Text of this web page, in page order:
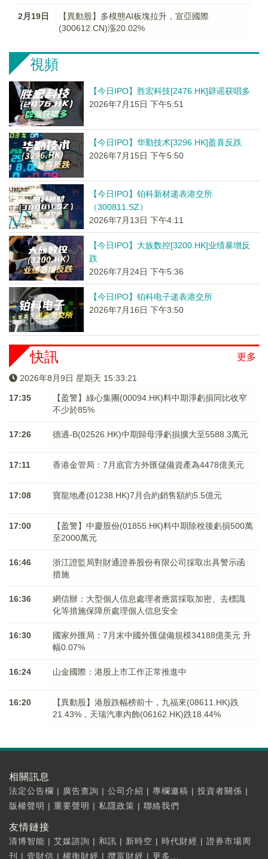
2月19日
【異動股】多模態AI板塊拉升，宣亞國際
(300612.CN)漲20.02%
視頻
【今日IPO】胜宏科技[2476.HK]辟谣获唱多
2026年7月15日 下午5:51
【今日IPO】华勤技术[3296.HK]盈喜反跌
2026年7月15日 下午5:50
【今日IPO】铂科新材递表港交所
（300811.SZ）
2026年7月13日 下午4:11
【今日IPO】大族数控[3200.HK]业绩暴增反
跌
2026年7月24日 下午5:36
【今日IPO】铂科电子递表港交所
2026年7月16日 下午3:50
更多
快訊
2026年8月9日 星期天 15:33:21
17:35
【盈警】綠心集團(00094.HK)料中期淨虧損同比收窄
不少於85%
17:26 德適-B(02526.HK)中期歸母淨虧損擴大至5588.3萬元
17:11 香港金管局：7月底官方外匯儲備資產為4478億美元
17:08 寶龍地產(01238.HK)7月合約銷售額約5.5億元
17:00
【盈警】中慶股份(01855.HK)料中期除稅後虧損500萬
至2000萬元
16:46
浙江證監局對財通證券股份有限公司採取出具警示函
措施
16:36
網信辦：大型個人信息處理者應當採取加密、去標識
化等措施保障所處理個人信息安全
16:30
國家外匯局：7月末中國外匯儲備規模34188億美元 升
幅0.07%
16:24 山金國際：港股上市工作正常推進中
16:20
【異動股】港股跌幅榜前十，九福來(08611.HK)跌
21.43%，天瑞汽車内飾(06162.HK)跌18.44%
相關訊息
法定公告欄 | 廣告查詢 | 公司介紹 | 專欄邀稿 | 投資者關係 |
版權聲明 | 重要聲明 | 私隱政策 | 聯絡我們
友情鏈接
清博智能 | 艾媒諮詢 | 和訊 | 新時空 | 時代財經 | 證券市場周
刊
| 壹財信 | 權衡財經 | 攬富財經 | 更多...